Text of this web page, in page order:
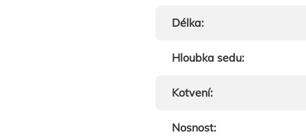
Délka:
Hloubka sedu:
Kotvení:
Nosnost: